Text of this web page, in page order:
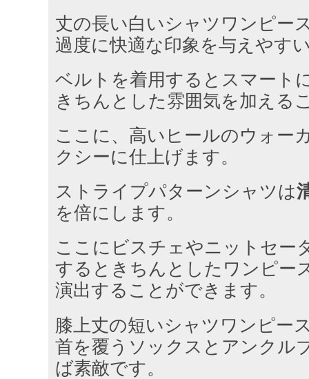
丈の長い白いシャツワンピー
過度に快適な印象を与えやす
ベルトを着用するとスマート
きちんとした雰囲気を加える
ここに、高いヒールのウォー
クシーに仕上げます。
ストライプパターンシャツは
を倍にします。
ここにビスチェやニットセー
するときちんとしたワンピー
演出することができます。
膝上丈の短いシャツワンピー
首を覆うソックスとアンクル
ば素敵です。